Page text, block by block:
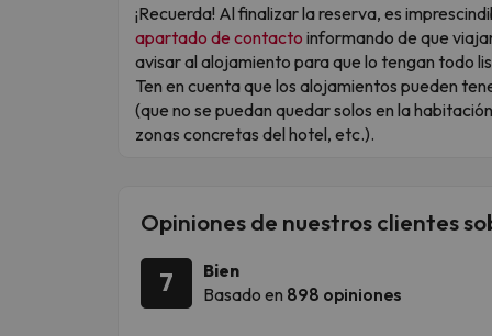
¡Recuerda! Al finalizar la reserva, es
apartado de contacto informando de que
avisar al alojamiento para que lo tengan todo
Ten en cuenta que los alojamientos pueden
(que no se puedan quedar solos en la
zonas concretas del hotel, etc.).
Opiniones de nuestros clientes
7
Bien
Basado en 898 opiniones